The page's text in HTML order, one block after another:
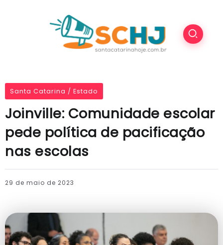
Santa Catarina / Estado
Joinville: Comunidade escolar
pede política de pacificação
nas escolas
29 de maio de 2023